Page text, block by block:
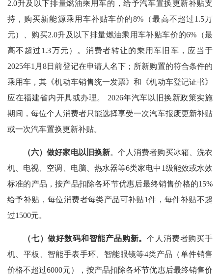
2.0升及以下排量燃油乘用车的，给予汽车置换更新补贴支
持，购买新能源乘用车补贴车价的8%（最高不超过1.5万
元）、购买2.0升及以下排量燃油乘用车补贴车价的6%（最
高不超过1.3万元）。消费者转让的乘用车旧车，应当于
2025年1月8日前登记在申请人名下；所新购置的符合条件的
乘用车，其《机动车销售统一发票》和《机动车登记证书》
应在福建省内开具或办理。 2026年汽车以旧换新政策实施
期间，每位个人消费者只能选择享受一次汽车报废更新补贴
或一次汽车置换更新补贴。
（六）做好家电以旧换新。个人消费者购买冰箱、洗衣
机、电视、空调、电脑、热水器等6类家电中1级能效或水效
标准的产品，按产品扣除各环节优惠后最终销售价格的15%
给予补贴，每位消费者每类产品可补贴1件，每件补贴不超
过1500元。
（七）做好数码和智能产品购新。个人消费者购买手
机、平板、智能手表手环、智能眼镜等4类产品（单件销售
价格不超过6000元），按产品扣除各环节优惠后最终销售价